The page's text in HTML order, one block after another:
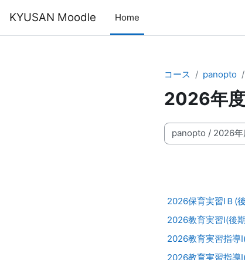
KYUSAN Moodle Home
コース panopto
2026年度
コースカテゴリ
2026保育実習ⅠＢ(
2026教育実習Ⅰ(後
2026教育実習指導
2026教育実習指導